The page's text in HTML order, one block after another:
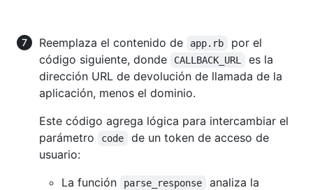
Reemplaza el contenido de app.rb
por el
código siguiente, donde
CALLBACK_URL
es la
dirección URL de devolución de llamada de la
aplicación, menos el dominio.
Este código agrega lógica para intercambiar el
parámetro
code
de un token de acceso de
usuario:
La función
parse_response
analiza la